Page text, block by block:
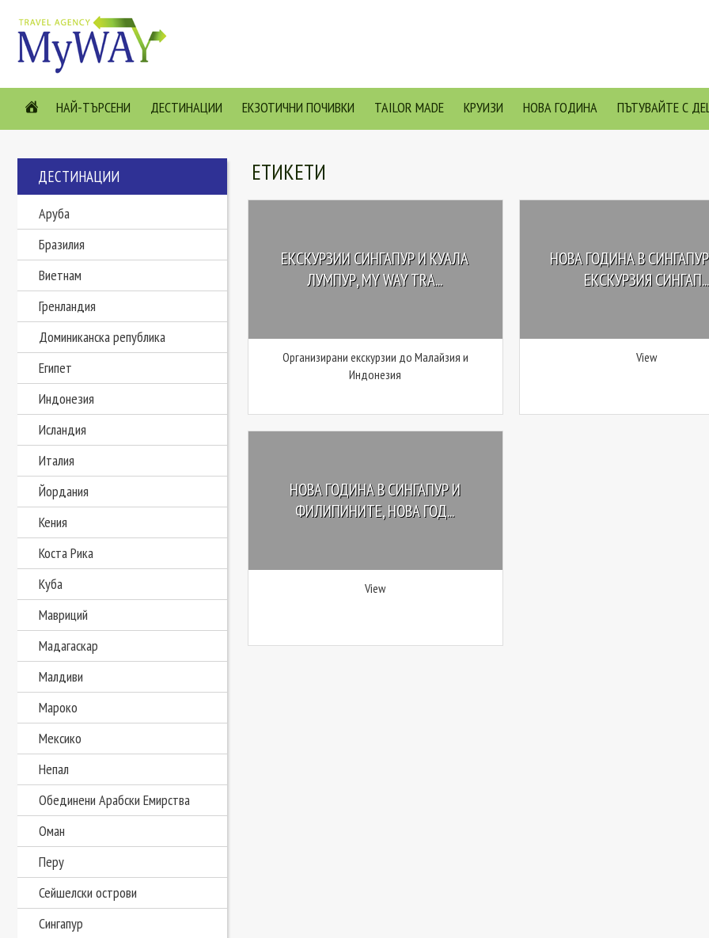
НАЙ-ТЪРСЕНИ ДЕСТИНАЦИИ ЕКЗОТИЧНИ ПОЧИВКИ TAILOR MADE КРУИЗИ НОВА ГОДИНА ПЪТУВАЙТЕ С
ДЕСТИНАЦИИ
Аруба
Бразилия
Виетнам
Гренландия
Доминиканска република
Египет
Индонезия
Исландия
Италия
Йордания
Кения
Коста Рика
Куба
Мавриций
Мадагаскар
Малдиви
Мароко
Мексико
Непал
Обединени Арабски Емирства
Оман
Перу
Сейшелски острови
Сингапур
ЕТИКЕТИ
ЕКСКУРЗИИ СИНГАПУР И КУАЛА
ЛУМПУР, MY WAY TRA...
Организирани екскурзии до Малайзия и
Индонезия
НОВА ГОДИНА В
ЕКСКУРЗИЯ СИНГАП...
View
НОВА ГОДИНА В СИНГАПУР И
ФИЛИПИНИТЕ, НОВА ГОД...
View